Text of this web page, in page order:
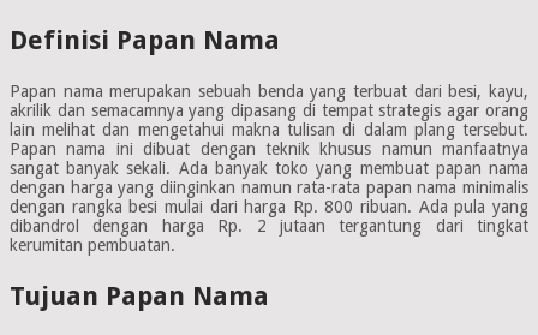
Definisi Papan Nama
Papan nama merupakan sebuah benda yang terbuat dari besi, kayu,
akrilik dan semacamnya yang dipasang di tempat strategis agar orang
lain melihat dan mengetahui makna tulisan di dalam plang tersebut.
Papan nama ini dibuat dengan teknik khusus namun manfaatnya
sangat banyak sekali. Ada banyak toko yang membuat papan nama
dengan harga yang diinginkan namun rata-rata papan nama minimalis
dengan rangka besi mulai dari harga Rp. 800 ribuan. Ada pula yang
dibandrol dengan harga Rp. 2 jutaan tergantung dari tingkat
kerumitan pembuatan.
Tujuan Papan Nama